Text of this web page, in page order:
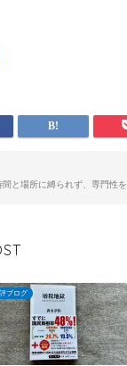
間と場所に縛られず、専門性
ブログ